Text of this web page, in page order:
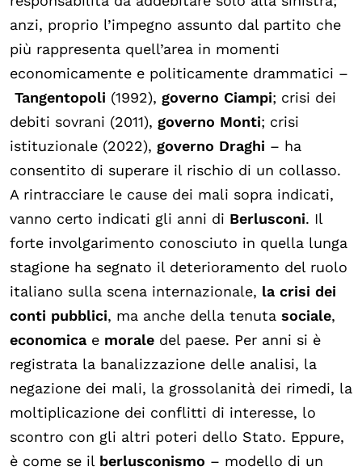
anzi, proprio l’impegno assunto dal partito che
più rappresenta quell’area in momenti
economicamente e politicamente drammatici –
Tangentopoli (1992), governo Ciampi; crisi dei
debiti sovrani (2011), governo Monti; crisi
istituzionale (2022), governo Draghi – ha
consentito di superare il rischio di un collasso.
A rintracciare le cause dei mali sopra indicati,
vanno certo indicati gli anni di Berlusconi. Il
forte involgarimento conosciuto in quella lunga
stagione ha segnato il deterioramento del ruolo
italiano sulla scena internazionale, la crisi dei
conti pubblici, ma anche della tenuta sociale,
economica e morale del paese. Per anni si è
registrata la banalizzazione delle analisi, la
negazione dei mali, la grossolanità dei rimedi, la
moltiplicazione dei conflitti di interesse, lo
scontro con gli altri poteri dello Stato. Eppure,
è come se il berlusconismo – modello di un